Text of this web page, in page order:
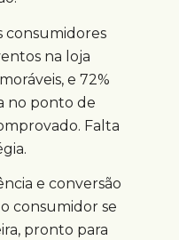
consumidores
na loja
e 72%
no ponto de
Falta
e conversão
consumidor se
pronto para